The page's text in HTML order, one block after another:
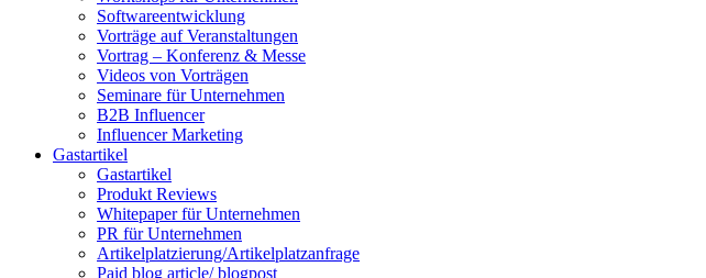
Softwareentwicklung
Vorträge auf Veranstaltungen
Vortrag – Konferenz & Messe
Videos von Vorträgen
Seminare für Unternehmen
B2B Influencer
Influencer Marketing
Gastartikel
Gastartikel
Produkt Reviews
Whitepaper für Unternehmen
PR für Unternehmen
Artikelplatzierung/Artikelplatzanfrage
Paid blog article/ blogpost